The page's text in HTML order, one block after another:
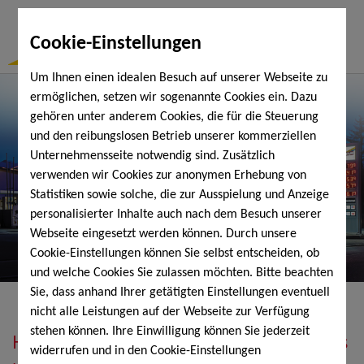
Cookie-Einstellungen
Um Ihnen einen idealen Besuch auf unserer Webseite zu
ermöglichen, setzen wir sogenannte Cookies ein. Dazu
gehören unter anderem Cookies, die für die Steuerung
und den reibungslosen Betrieb unserer kommerziellen
Unternehmensseite notwendig sind. Zusätzlich
verwenden wir Cookies zur anonymen Erhebung von
Statistiken sowie solche, die zur Ausspielung und Anzeige
personalisierter Inhalte auch nach dem Besuch unserer
Webseite eingesetzt werden können. Durch unsere
Cookie-Einstellungen können Sie selbst entscheiden, ob
und welche Cookies Sie zulassen möchten. Bitte beachten
Sie, dass anhand Ihrer getätigten Einstellungen eventuell
nicht alle Leistungen auf der Webseite zur Verfügung
stehen können. Ihre Einwilligung können Sie jederzeit
widerrufen und in den Cookie-Einstellungen
Heizöl, Diesel, Schmierstoffe, Holzpellets